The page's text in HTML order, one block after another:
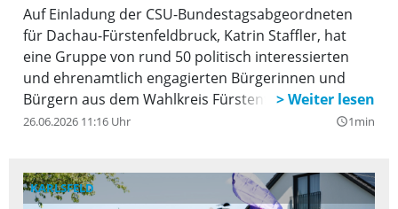
Auf Einladung der CSU-Bundestagsabgeordneten
für Dachau-Fürstenfeldbruck, Katrin Staffler, hat
eine Gruppe von rund 50 politisch interessierten
und ehrenamtlich engagierten Bürgerinnen und
Bürgern aus dem Wahlkreis Fürstenfeldbruck-
Dachau eine spannende und informative Reise nach
26.06.2026 11:16 Uhr query_builder1min
KARLSFELD